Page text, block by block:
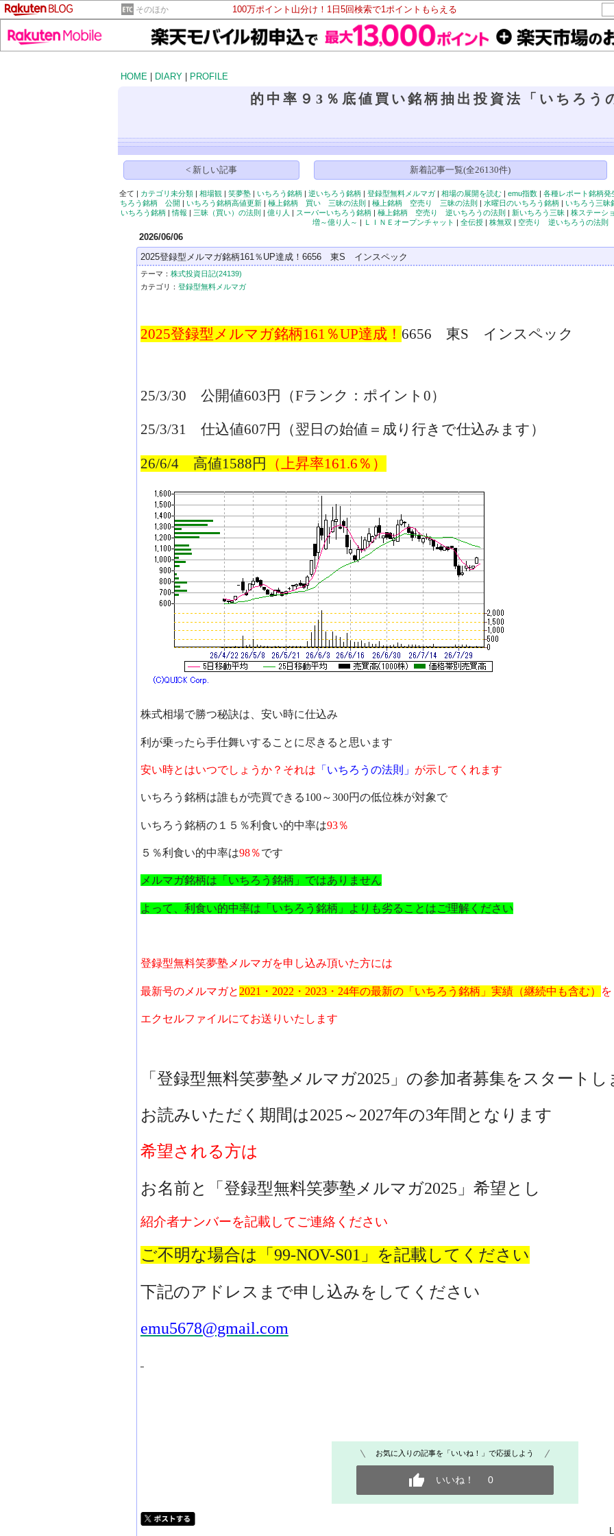
そのほか 100万ポイント山分け！1日5回検索で1ポイントもらえる
HOME DIARY PROFILE
的中率９3％底値買い銘柄抽出投資法「いちろう
< 新しい記事 新着記事一覧(全26130件)
全て | カテゴリ未分類 | 相場観 | 笑夢塾 | いちろう銘柄 | 逆いちろう銘柄 | 登録型無料メルマガ | 相場の展開を読む | emu指数 | 各種レポート銘柄発
ちろう銘柄 公開 | いちろう銘柄高値更新| 極上銘柄 買い 三昧の法則 | 極上銘柄 空売り 三昧の法則 | 水曜日のいちろう銘柄| いちろう三昧
いちろう銘柄 |情報 | 三昧（買い）の法則 | 億り人 | スーパーいちろう銘柄 | 極上銘柄 空売り 逆いちろうの法則 | 新いちろう三昧 | 株ステーシ
増～億り人～ | ＬＩＮＥオープンチャット | 全伝授 | 株無双 | 空売り 逆いちろうの法則
2026/06/06
2025登録型メルマガ銘柄161％UP達成！6656 東S インスペック
テーマ： 株式投資日記(24139)
カテゴリ： 登録型無料メルマガ
2025登録型メルマガ銘柄161 ％UP達成！ 6656 東S インスペック
25/3/30 公開値603円（Fランク：ポイント0）
25/3/31 仕込値607円（翌日の始値＝成り行きで仕込みます）
26/6/4 高値1588円 （上昇率161.6 ％）
株式相場で勝つ秘訣は、安い時に仕込み
利が乗ったら手仕舞いすることに尽きると思います
安い時とはいつでしょうか？それは 「いちろうの法則」 が示してくれます
いちろう銘柄は誰もが売買できる100～300円の低位株が対象で
いちろう銘柄の１５％利食い的中率は93％
５％利食い的中率は98％です
メルマガ銘柄は「いちろう銘柄」ではありません
よって、利食い的中率は「いちろう銘柄」よりも劣ることはご理解ください
登録型無料笑夢塾メルマガを申し込み頂いた方には
最新号のメルマガと 2021・2022・2023・24年の最新の「いちろう銘柄」実績（継続中も含む） を
エクセルファイルにてお送りいたします
「登録型無料笑夢塾メルマガ2025」の参加者募集をスタートし
お読みいただく期間は2025～2027年の3年間となります
希望される方は
お名前と「登録型無料笑夢塾メルマガ2025」希望とし
紹介者ナンバーを記載してご連絡ください
ご不明な場合は「 99-NOV-S01」を記載してください
下記のアドレスまで申し込みをしてください
emu5678@gmail.com
お気に入りの記事を「いいね！」で応援しよう
いいね！ 0